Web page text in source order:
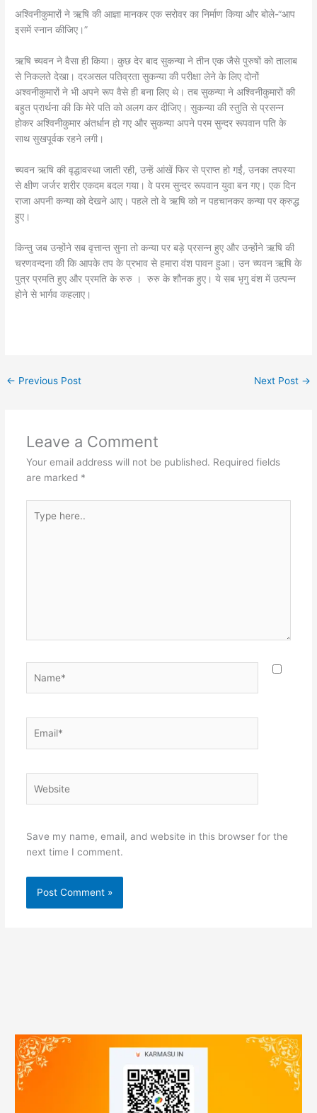
अश्विनीकुमारों ने ऋषि की आज्ञा मानकर एक सरोवर का निर्माण किया और बोले-“आप
इसमें स्नान कीजिए।”
ऋषि च्यवन ने वैसा ही किया। कुछ देर बाद सुकन्या ने तीन एक जैसे पुरुषों को तालाब
से निकलते देखा। दरअसल पतिव्रता सुकन्या की परीक्षा लेने के लिए दोनों
अश्वनीकुमारों ने भी अपने रूप वैसे ही बना लिए थे। तब सुकन्या ने अश्विनीकुमारों की
बहुत प्रार्थना की कि मेरे पति को अलग कर दीजिए। सुकन्या की स्तुति से प्रसन्न
होकर अश्विनीकुमार अंतर्धान हो गए और सुकन्या अपने परम सुन्दर रूपवान पति के
साथ सुखपूर्वक रहने लगी।
च्यवन ऋषि की वृद्धावस्था जाती रही, उन्हें आंखें फिर से प्राप्त हो गईं, उनका तपस्या
से क्षीण जर्जर शरीर एकदम बदल गया। वे परम सुन्दर रूपवान युवा बन गए। एक दिन
राजा अपनी कन्या को देखने आए। पहले तो वे ऋषि को न पहचानकर कन्या पर क्रुद्ध
हुए।
किन्तु जब उन्होंने सब वृत्तान्त सुना तो कन्या पर बड़े प्रसन्न हुए और उन्होंने ऋषि की
चरणवन्दना की कि आपके तप के प्रभाव से हमारा वंश पावन हुआ। उन च्यवन ऋषि के
पुत्र प्रमति हुए और प्रमति के रुरु । रुरु के शौनक हुए। ये सब भृगु वंश में उत्पन्न
होने से भार्गव कहलाए।
← Previous Post Next Post →
Leave a Comment
Your email address will not be published. Required fields
are marked *
here..
Save my name, email, and website in this browser for the
next time I comment.